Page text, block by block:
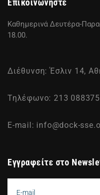
Επικοινωνήστε
Καθημερινά Δευτέρα-
18.00.
Διέθυνση: Έσλιν 14,
Τηλέφωνο: 213
E-mail: info@dock-
Εγγραφείτε στο